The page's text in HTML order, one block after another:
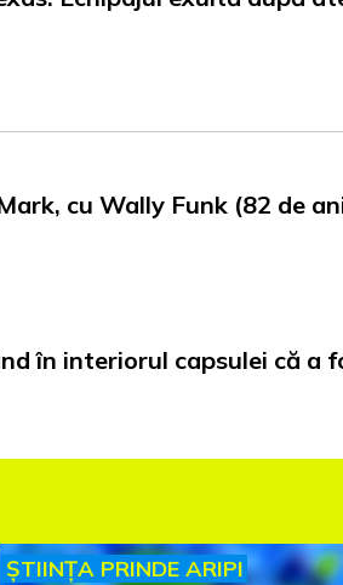
cu Wally Funk (82 de
în interiorul capsulei că a
ȘTIINȚA PRINDE ARIPI